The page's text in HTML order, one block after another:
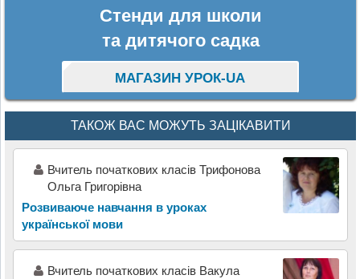
Стенди для школи
та дитячого садка
МАГАЗИН УРОК-UA
ТАКОЖ ВАС МОЖУТЬ ЗАЦІКАВИТИ
Вчитель початкових класів Трифонова
Ольга Григорівна
Розвиваюче навчання в уроках
української мови
Вчитель початкових класів Вакула